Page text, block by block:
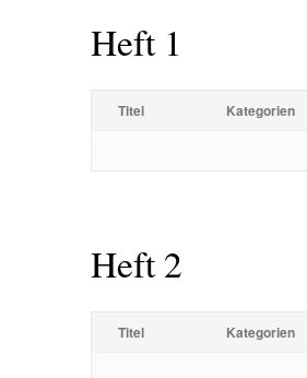
Heft 1
Titel Kategorien
Heft 2
Titel Kategorien